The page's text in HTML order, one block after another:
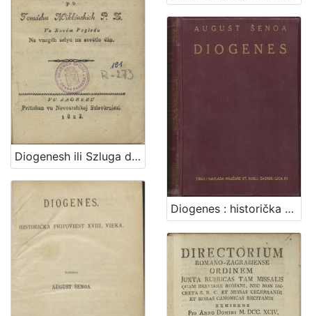
Diogenesh ili Szluga dveh zgublyeneh bratov : veszeli igrokaz vu peterom zpelyivanyu / po Tomashu Mikloushich P. Z. vu novem pogledu na vnogeh selyu na szvetlo dan
Diogenes : historička pripoviest XVIII. vieka / August Šenoa